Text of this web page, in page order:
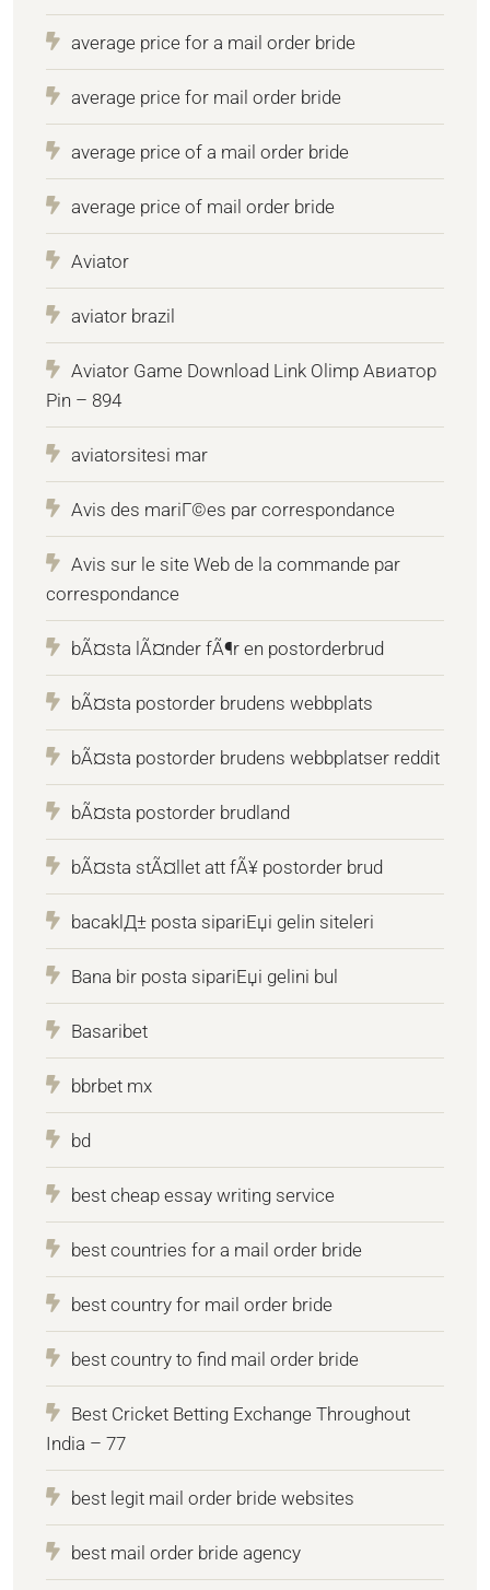
average price for a mail order bride
average price for mail order bride
average price of a mail order bride
average price of mail order bride
Aviator
aviator brazil
Aviator Game Download Link Olimp Авиатор
Pin – 894
aviatorsitesi mar
Avis des mariГ©es par correspondance
Avis sur le site Web de la commande par
correspondance
bÃ¤sta lÃ¤nder fÃ¶r en postorderbrud
bÃ¤sta postorder brudens webbplats
bÃ¤sta postorder brudens webbplatser reddit
bÃ¤sta postorder brudland
bÃ¤sta stÃ¤llet att fÃ¥ postorder brud
bacaklД± posta sipariЕџi gelin siteleri
Bana bir posta sipariЕџi gelini bul
Basaribet
bbrbet mx
bd
best cheap essay writing service
best countries for a mail order bride
best country for mail order bride
best country to find mail order bride
Best Cricket Betting Exchange Throughout
India – 77
best legit mail order bride websites
best mail order bride agency